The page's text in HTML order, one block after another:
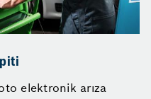
elektronik arıza